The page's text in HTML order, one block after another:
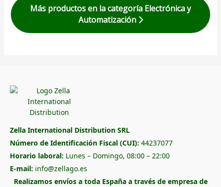
Más productos en la categoría Electrónica y
Automatización
Zella International Distribution SRL
Número de Identificación Fiscal (CUI): 44237077
Horario laboral: Lunes – Domingo, 08:00 – 22:00
E-mail: info@zellago.es
Realizamos envíos a toda España a través de empresa de